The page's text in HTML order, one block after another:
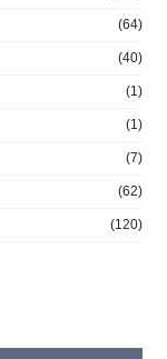
(64)
(40)
(1)
(1)
(7)
(62)
(120)